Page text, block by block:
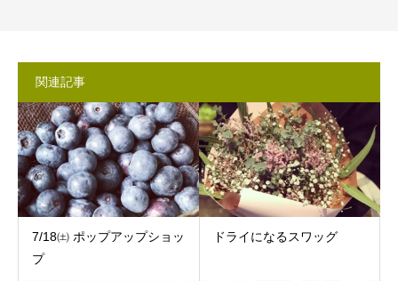
関連記事
7/18㈯ ポップアップショッ
プ
ドライになるスワッグ